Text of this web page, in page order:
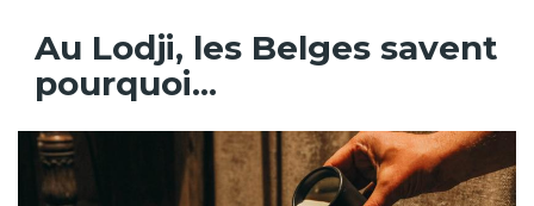
Au Lodji, les Belges savent
pourquoi...